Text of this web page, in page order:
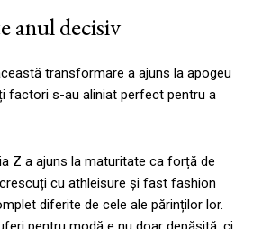
anul decisiv
transformare a ajuns la apogeu
factori s-au aliniat perfect pentru a
Z a ajuns la maturitate ca forță de
cu athleisure și fast fashion
diferite de cele ale părinților lor.